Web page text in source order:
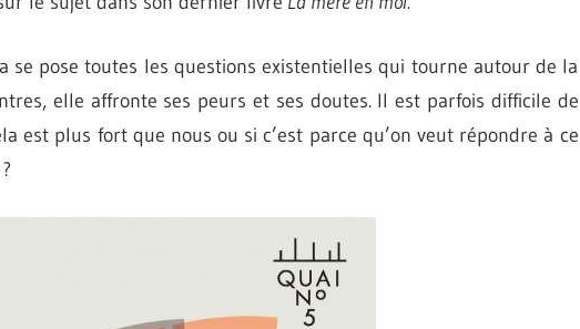
se pose toutes les questions existentielles qui tourne autour de la
elle affronte ses peurs et ses doutes. Il est parfois difficile de
est plus fort que nous ou si c’est parce qu’on veut répondre à ce